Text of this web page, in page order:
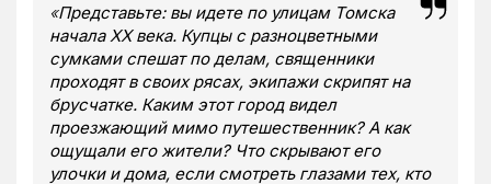
«Представьте: вы идете по улицам Томска
начала XX века. Купцы с разноцветными
сумками спешат по делам, священники
проходят в своих рясах, экипажи скрипят на
брусчатке. Каким этот город видел
проезжающий мимо путешественник? А как
ощущали его жители? Что скрывают его
улочки и дома, если смотреть глазами тех, кто